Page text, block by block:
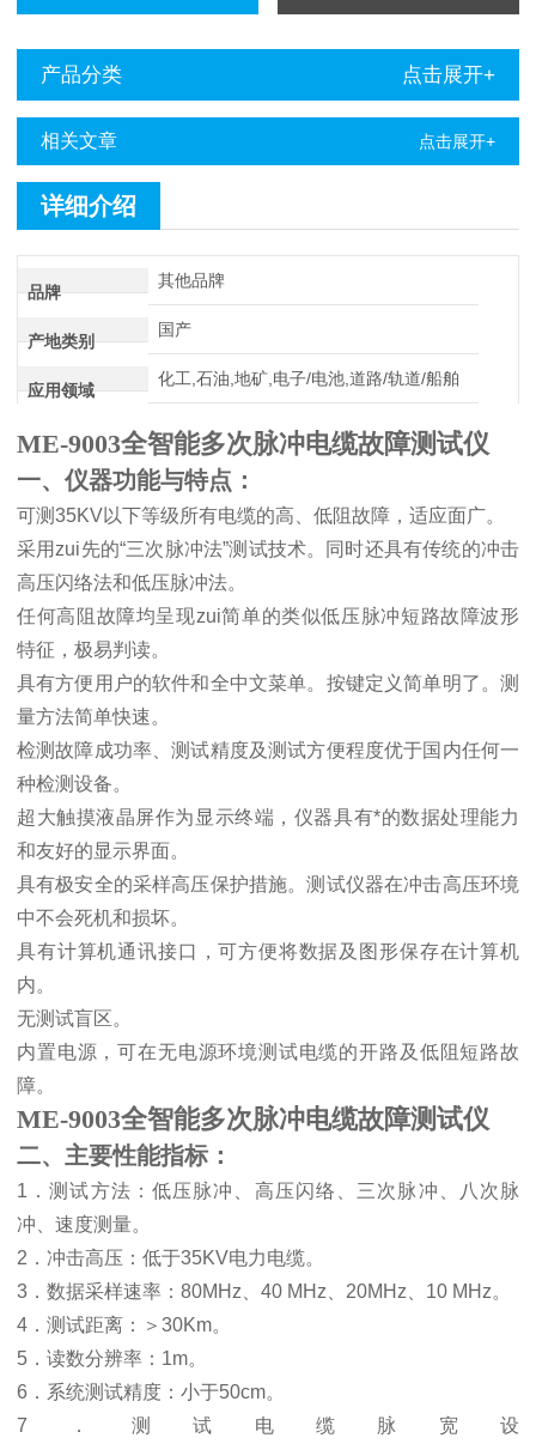
产品分类 点击展开+
相关文章 点击展开+
详细介绍
品牌
其他品牌
产地类别
国产
应用领域
化工,石油,地矿,电子/电池,道路/轨道/船舶
ME-9003全智能多次脉冲电缆故障测试仪
一、仪器功能与特点：
可测35KV以下等级所有电缆的高、低阻故障，适应面广。
采用zui先的“三次脉冲法”测试技术。同时还具有传统的冲击
高压闪络法和低压脉冲法。
任何高阻故障均呈现zui简单的类似低压脉冲短路故障波形
特征，极易判读。
具有方便用户的软件和全中文菜单。按键定义简单明了。测
量方法简单快速。
检测故障成功率、测试精度及测试方便程度优于国内任何一
种检测设备。
超大触摸液晶屏作为显示终端，仪器具有*的数据处理能力
和友好的显示界面。
具有极安全的采样高压保护措施。测试仪器在冲击高压环境
中不会死机和损坏。
具有计算机通讯接口，可方便将数据及图形保存在计算机
内。
无测试盲区。
内置电源，可在无电源环境测试电缆的开路及低阻短路故
障。
ME-9003全智能多次脉冲电缆故障测试仪
二、主要性能指标：
1 ．测试方法：低压脉冲、高压闪络、三次脉冲、八次脉
冲、速度测量。
2 ．冲击高压：低于35KV电力电缆。
3 ．数据采样速率： 80MHz 40 MHz 20MHz 10 MHz。
4 ．测试距离： ＞ 30Km。
5 ．读数分辨率： 1m。
6 ．系统测试精度：小于50cm。
7 ．测试电缆脉宽设